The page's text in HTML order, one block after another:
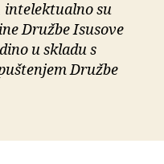
intelektualno su
Družbe Isusove
u skladu s
Družbe